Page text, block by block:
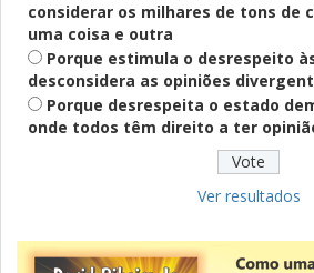
Definido
PT lança Patrus
ao governo de
Fies: pré-
para complementar
considerar os milhares de tons de
uma coisa e outra
Porque estimula o desrespeito
desconsidera as opiniões
Porque desrespeita o estado
onde todos têm direito a ter
Ver resultados